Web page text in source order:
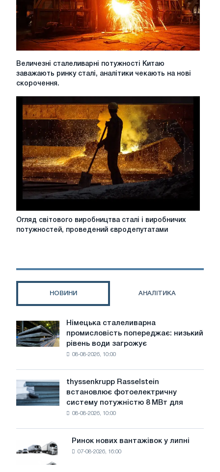
Величезні
потужності
ринку
сталі,
аналітики
чекають
на
нові
скорочення.
Величезні сталеливарні потужності Китаю
заважають ринку сталі, аналітики чекають на нові
скорочення.
Огляд
світового
виробничих
Огляд світового виробництва сталі і виробничих
потужностей, проведений євродепутатами
НОВИНИ АНАЛІТИКА
Німецька
сталеливарна
промисловість
води
загрожує
безпеці
Німецька сталеливарна
промисловість попереджає: низький
рівень води загрожує
08-08-2026, 10:00
thyssenkrupp
Rasselstein
встановлює
фотоелектричну
thyssenkrupp Rasselstein
встановлює фотоелектричну
систему потужністю 8 МВт для
08-08-2026, 10:00
Ринок
нових
вантажівок
Ринок нових вантажівок у липні
07-08-2026, 16:00